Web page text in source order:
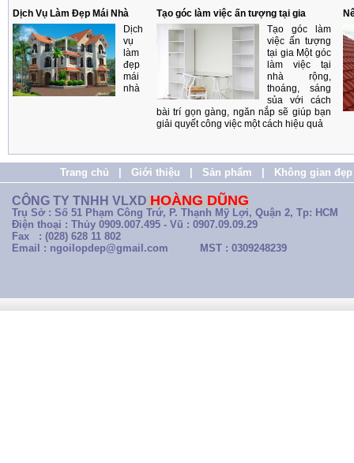
Dịch Vụ Làm Đẹp Mái Nhà
Dịch
vụ
làm
đẹp
mái
nhà
Tạo góc làm việc ấn tượng tại gia
Tạo góc làm
việc ấn tượng
tại gia Một góc
làm việc tại
nhà rộng,
thoáng, sáng
sủa với cách
bài trí gọn gàng, ngăn nắp sẽ giúp bạn
giải quyết công việc một cách hiệu quả
Trang chủ Giới thiệu Sản phẩm Không gian đẹp
CÔNG TY TNHH VLXD HOÀNG DŨNG
Trụ Sở : Số 51 Phạm Công Trứ, P. Thạnh Mỹ Lợi, Quận 2, Tp: HCM
Điện thoại : Thủy 0909.007.495 - Vũ : 0907.09.09.29
Fax : (028) 628 11 802
Email : ngoilopdep@gmail.com
MST : 0309248239